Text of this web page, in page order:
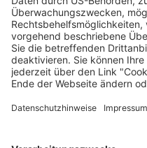
Steuereinnahmen
Wochenbericht